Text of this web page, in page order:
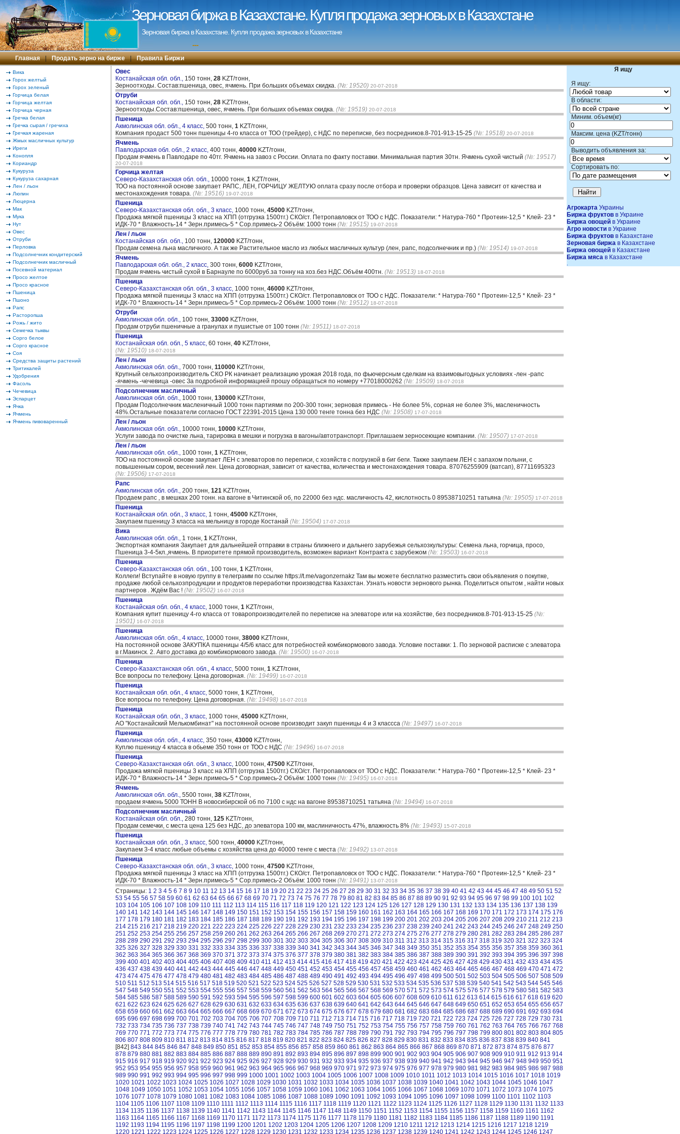
Зерновая биржа в Казахстане. Купля продажа зерновых в Казахстане
Зерновая биржа в Казахстане. Купля продажа зерновых в Казахстане
---
Главная | Продать зерно на бирже | Правила Биржи
Вика
Горох желтый
Горох зеленый
Горчица белая
Горчица желтая
Горчица черная
Гречка белая
Гречка сырая / гречиха
Гречкая жареная
Жмых масличных культур
Иреги
Конопля
Кориандр
Кукуруза
Кукуруза сахарная
Лен / льон
Люпин
Люцерна
Мак
Мука
Нут
Овес
Отруби
Перловка
Подсолнечник кондитерский
Подсолнечник масличный
Посевной материал
Просо желтое
Просо красное
Пшеница
Пшоно
Рапс
Расторопша
Рожь / жито
Семечка тыквы
Сорго белое
Сорго красное
Соя
Средства защиты растений
Тритикалей
Удобрения
Фасоль
Чечевица
Эспарцет
Ячка
Ячмень
Ячмень пивоваренный
Я ищу
Я ищу:
В области:
Миним. объем(кг)
Максим. цена (KZT/тонн)
Выводить объявления за:
Сортировать по:
Агрокарта Украины
Биржа фруктов в Украине
Биржа овощей в Украине
Агро новости в Украине
Биржа фруктов в Казахстане
Зерновая биржа в Казахстане
Биржа овощей в Казахстане
Биржа мяса в Казахстане
Овес
Костанайская обл. обл., 150 тонн, 28 KZT/тонн,
Зерноотходы. Состав:пшеница, овес, ячмень. При больших объемах скидка. (№: 19520) 20-07-2018
Отруби
Костанайская обл. обл., 150 тонн, 28 KZT/тонн,
Зерноотходы.Состав:пшеница, овес, ячмень. При больших объемах скидка. (№: 19519) 20-07-2018
Пшеница
Акмолинская обл. обл., 4 класс, 500 тонн, 1 KZT/тонн,
Компания продаст 500 тонн пшеницы 4-го класса от ТОО (трейдер), с НДС по переписке, без посредников.8-701-913-15-25 (№: 19518) 20-07-2018
Ячмень
Павлодарская обл. обл., 2 класс, 400 тонн, 40000 KZT/тонн,
Продам ячмень в Павлодаре по 40тг. Ячмень на завоз с России. Оплата по факту поставки. Минимальная партия 30тн. Ячмень сухой чистый (№: 19517)
20-07-2018
Горчица желтая
Северо-Казахстанская обл. обл., 10000 тонн, 1 KZT/тонн,
ТОО на постоянной основе закупает РАПС, ЛЕН, ГОРЧИЦУ ЖЕЛТУЮ оплата сразу после отбора и проверки образцов. Цена зависит от качества и
местонахождения товара. (№: 19516) 19-07-2018
Пшеница
Северо-Казахстанская обл. обл., 3 класс, 1000 тонн, 45000 KZT/тонн,
Продажа мягкой пшеницы 3 класс на ХПП (отгрузка 1500тг.) СКО/ст. Петропавловск от ТОО с НДС. Показатели: * Натура-760 * Протеин-12,5 * Клей- 23 *
ИДК-70 * Влажность-14 * Зерн.примесь-5 * Сор.примесь-2 Объём: 1000 тонн (№: 19515) 19-07-2018
Лен / льон
Костанайская обл. обл., 100 тонн, 120000 KZT/тонн,
Продам семена льна масличного. А так же Растительное масло из любых масличных культур (лен, рапс, подсолнечник и пр.) (№: 19514) 19-07-2018
Ячмень
Павлодарская обл. обл., 2 класс, 300 тонн, 6000 KZT/тонн,
Продам ячмень чистый сухой в Барнауле по 6000руб.за тонну на хоз.без НДС.Объём 400тн. (№: 19513) 18-07-2018
Пшеница
Северо-Казахстанская обл. обл., 3 класс, 1000 тонн, 46000 KZT/тонн,
Продажа мягкой пшеницы 3 класс на ХПП (отгрузка 1500тг.) СКО/ст. Петропавловск от ТОО с НДС. Показатели: * Натура-760 * Протеин-12,5 * Клей- 23 *
ИДК-70 * Влажность-14 * Зерн.примесь-5 * Сор.примесь-2 Объём: 1000 тонн (№: 19512) 18-07-2018
Отруби
Акмолинская обл. обл., 100 тонн, 33000 KZT/тонн,
Продам отруби пшеничные а гранулах и пушистые от 100 тонн (№: 19511) 18-07-2018
Пшеница
Костанайская обл. обл., 5 класс, 60 тонн, 40 KZT/тонн,
(№: 19510) 18-07-2018
Лен / льон
Акмолинская обл. обл., 7000 тонн, 110000 KZT/тонн,
Крупный сельхозпроизводитель СКО РК начинает реализацию урожая 2018 года, по фьючерсным сделкам на взаимовыгодных условиях -лен -рапс
-ячмень -чечевица -овес За подробной информацией прошу обращаться по номеру +77018000262 (№: 19509) 18-07-2018
Подсолнечник масличный
Акмолинская обл. обл., 1000 тонн, 130000 KZT/тонн,
Продам Подсолнечник масленичный 1000 тонн партиями по 200-300 тонн; зерновая примесь - Не более 5%, сорная не более 3%, масленичность
48%.Остальные показатели согласно ГОСТ 22391-2015 Цена 130 000 тенге тонна без НДС (№: 19508) 17-07-2018
Лен / льон
Акмолинская обл. обл., 10000 тонн, 10000 KZT/тонн,
Услуги завода по очистке льна, тарировка в мешки и погрузка в вагоны/автотранспорт. Приглашаем зерносеющие компании. (№: 19507) 17-07-2018
Лен / льон
Акмолинская обл. обл., 1000 тонн, 1 KZT/тонн,
ТОО на постоянной основе закупает ЛЕН с элеваторов по переписи, с хозяйств с погрузкой в биг беги. Также закупаем ЛЕН с запахом полыни, с
повышенным сором, весенний лен. Цена договорная, зависит от качества, количества и местонахождения товара. 87076255909 (ватсап), 87711695323
(№: 19506) 17-07-2018
Рапс
Акмолинская обл. обл., 200 тонн, 121 KZT/тонн,
Продаем рапс , в мешках 200 тонн. на вагоне в Читинской об, по 22000 без ндс. масличность 42, кислотность 0 89538710251 татьяна (№: 19505) 17-07-2018
Пшеница
Костанайская обл. обл., 3 класс, 1 тонн, 45000 KZT/тонн,
Закупаем пшеницу 3 класса на мельницу в городе Костанай (№: 19504) 17-07-2018
Вика
Акмолинская обл. обл., 1 тонн, 1 KZT/тонн,
Экспортная компания Закупает для дальнейшей отправки в страны ближнего и дальнего зарубежья сельхозкультуры: Семена льна, горчица, просо,
Пшеница 3-4-5кл.,ячмень. В приоритете прямой производитель, возможен вариант Контракта с зарубежом (№: 19503) 16-07-2018
Пшеница
Северо-Казахстанская обл. обл., 100 тонн, 1 KZT/тонн,
Коллеги! Вступайте в новую группу в телеграмм по ссылке https://t.me/vagonzernakz Там вы можете бесплатно разместить свои объявления о покупке,
продаже любой сельхозпродукции и продуктов переработки производства Казахстан. Узнать новости зернового рынка. Поделиться опытом , найти новых
партнеров . Ждём Вас ! (№: 19502) 16-07-2018
Пшеница
Костанайская обл. обл., 4 класс, 1000 тонн, 1 KZT/тонн,
Компания купит пшеницу 4-го класса от товаропроизводителей по переписке на элеваторе или на хозяйстве, без посредников.8-701-913-15-25 (№:
19501) 16-07-2018
Пшеница
Акмолинская обл. обл., 4 класс, 10000 тонн, 38000 KZT/тонн,
На постоянной основе ЗАКУПКА пшеницы 4/5/6 класс для потребностей комбикормового завода. Условие поставки: 1. По зерновой расписке с элеватора
в г.Макинск. 2. Авто доставка до комбикормового завода. (№: 19500) 16-07-2018
Пшеница
Северо-Казахстанская обл. обл., 4 класс, 5000 тонн, 1 KZT/тонн,
Все вопросы по телефону. Цена договорная. (№: 19499) 16-07-2018
Пшеница
Костанайская обл. обл., 4 класс, 5000 тонн, 1 KZT/тонн,
Все вопросы по телефону. Цена договорная. (№: 19498) 16-07-2018
Пшеница
Костанайская обл. обл., 3 класс, 1000 тонн, 45000 KZT/тонн,
АО "Костанайский Мелькомбинат" на постоянной основе производит закуп пшеницы 4 и 3 классса (№: 19497) 16-07-2018
Пшеница
Акмолинская обл. обл., 4 класс, 350 тонн, 43000 KZT/тонн,
Куплю пшеницу 4 класса в обьеме 350 тонн от ТОО с НДС (№: 19496) 16-07-2018
Пшеница
Северо-Казахстанская обл. обл., 3 класс, 1000 тонн, 47500 KZT/тонн,
Продажа мягкой пшеницы 3 класс на ХПП (отгрузка 1500тг.) СКО/ст. Петропавловск от ТОО с НДС. Показатели: * Натура-760 * Протеин-12,5 * Клей- 23 *
ИДК-70 * Влажность-14 * Зерн.примесь-5 * Сор.примесь-2 Объём: 1000 тонн (№: 19495) 16-07-2018
Ячмень
Акмолинская обл. обл., 5500 тонн, 38 KZT/тонн,
продаем ячмень 5000 ТОНН В новосибирской об по 7100 с ндс на вагоне 89538710251 татьяна (№: 19494) 16-07-2018
Подсолнечник масличный
Костанайская обл. обл., 280 тонн, 125 KZT/тонн,
Продам семечки, с места цена 125 без НДС, до элеватора 100 км, маслиничность 47%, влажность 8% (№: 19493) 15-07-2018
Пшеница
Костанайская обл. обл., 3 класс, 500 тонн, 40000 KZT/тонн,
Закупаем 3-4 класс любые объемы с хозяйства цена до 40000 тенге с места (№: 19492) 13-07-2018
Пшеница
Северо-Казахстанская обл. обл., 3 класс, 1000 тонн, 47500 KZT/тонн,
Продажа мягкой пшеницы 3 класс на ХПП (отгрузка 1500тг.) СКО/ст. Петропавловск от ТОО с НДС. Показатели: * Натура-760 * Протеин-12,5 * Клей- 23 *
ИДК-70 * Влажность-14 * Зерн.примесь-5 * Сор.примесь-2 Объём: 1000 тонн (№: 19491) 13-07-2018
Страницы: 1 2 3 4 5 6 7 8 9 10 11 12 13 14 15 16 17 18 19 20 21 22 23 24 25 26 27 28 29 30 31 32 33 34 35 36 37 38 39 40 41 42 43 44 45 46 47 48 49 50 51 52
53 54 55 56 57 58 59 60 61 62 63 64 65 66 67 68 69 70 71 72 73 74 75 76 77 78 79 80 81 82 83 84 85 86 87 88 89 90 91 92 93 94 95 96 97 98 99 100 101 102
103 104 105 106 107 108 109 110 111 112 113 114 115 116 117 118 119 120 121 122 123 124 125 126 127 128 129 130 131 132 133 134 135 136 137 138 139
140 141 142 143 144 145 146 147 148 149 150 151 152 153 154 155 156 157 158 159 160 161 162 163 164 165 166 167 168 169 170 171 172 173 174 175 176
177 178 179 180 181 182 183 184 185 186 187 188 189 190 191 192 193 194 195 196 197 198 199 200 201 202 203 204 205 206 207 208 209 210 211 212 213
214 215 216 217 218 219 220 221 222 223 224 225 226 227 228 229 230 231 232 233 234 235 236 237 238 239 240 241 242 243 244 245 246 247 248 249 250
251 252 253 254 255 256 257 258 259 260 261 262 263 264 265 266 267 268 269 270 271 272 273 274 275 276 277 278 279 280 281 282 283 284 285 286 287
288 289 290 291 292 293 294 295 296 297 298 299 300 301 302 303 304 305 306 307 308 309 310 311 312 313 314 315 316 317 318 319 320 321 322 323 324
325 326 327 328 329 330 331 332 333 334 335 336 337 338 339 340 341 342 343 344 345 346 347 348 349 350 351 352 353 354 355 356 357 358 359 360 361
362 363 364 365 366 367 368 369 370 371 372 373 374 375 376 377 378 379 380 381 382 383 384 385 386 387 388 389 390 391 392 393 394 395 396 397 398
399 400 401 402 403 404 405 406 407 408 409 410 411 412 413 414 415 416 417 418 419 420 421 422 423 424 425 426 427 428 429 430 431 432 433 434 435
436 437 438 439 440 441 442 443 444 445 446 447 448 449 450 451 452 453 454 455 456 457 458 459 460 461 462 463 464 465 466 467 468 469 470 471 472
473 474 475 476 477 478 479 480 481 482 483 484 485 486 487 488 489 490 491 492 493 494 495 496 497 498 499 500 501 502 503 504 505 506 507 508 509
510 511 512 513 514 515 516 517 518 519 520 521 522 523 524 525 526 527 528 529 530 531 532 533 534 535 536 537 538 539 540 541 542 543 544 545 546
547 548 549 550 551 552 553 554 555 556 557 558 559 560 561 562 563 564 565 566 567 568 569 570 571 572 573 574 575 576 577 578 579 580 581 582 583
584 585 586 587 588 589 590 591 592 593 594 595 596 597 598 599 600 601 602 603 604 605 606 607 608 609 610 611 612 613 614 615 616 617 618 619 620
621 622 623 624 625 626 627 628 629 630 631 632 633 634 635 636 637 638 639 640 641 642 643 644 645 646 647 648 649 650 651 652 653 654 655 656 657
658 659 660 661 662 663 664 665 666 667 668 669 670 671 672 673 674 675 676 677 678 679 680 681 682 683 684 685 686 687 688 689 690 691 692 693 694
695 696 697 698 699 700 701 702 703 704 705 706 707 708 709 710 711 712 713 714 715 716 717 718 719 720 721 722 723 724 725 726 727 728 729 730 731
732 733 734 735 736 737 738 739 740 741 742 743 744 745 746 747 748 749 750 751 752 753 754 755 756 757 758 759 760 761 762 763 764 765 766 767 768
769 770 771 772 773 774 775 776 777 778 779 780 781 782 783 784 785 786 787 788 789 790 791 792 793 794 795 796 797 798 799 800 801 802 803 804 805
806 807 808 809 810 811 812 813 814 815 816 817 818 819 820 821 822 823 824 825 826 827 828 829 830 831 832 833 834 835 836 837 838 839 840 841
[842] 843 844 845 846 847 848 849 850 851 852 853 854 855 856 857 858 859 860 861 862 863 864 865 866 867 868 869 870 871 872 873 874 875 876 877
878 879 880 881 882 883 884 885 886 887 888 889 890 891 892 893 894 895 896 897 898 899 900 901 902 903 904 905 906 907 908 909 910 911 912 913 914
915 916 917 918 919 920 921 922 923 924 925 926 927 928 929 930 931 932 933 934 935 936 937 938 939 940 941 942 943 944 945 946 947 948 949 950 951
952 953 954 955 956 957 958 959 960 961 962 963 964 965 966 967 968 969 970 971 972 973 974 975 976 977 978 979 980 981 982 983 984 985 986 987 988
989 990 991 992 993 994 995 996 997 998 999 1000 1001 1002 1003 1004 1005 1006 1007 1008 1009 1010 1011 1012 1013 1014 1015 1016 1017 1018 1019
1020 1021 1022 1023 1024 1025 1026 1027 1028 1029 1030 1031 1032 1033 1034 1035 1036 1037 1038 1039 1040 1041 1042 1043 1044 1045 1046 1047
1048 1049 1050 1051 1052 1053 1054 1055 1056 1057 1058 1059 1060 1061 1062 1063 1064 1065 1066 1067 1068 1069 1070 1071 1072 1073 1074 1075
1076 1077 1078 1079 1080 1081 1082 1083 1084 1085 1086 1087 1088 1089 1090 1091 1092 1093 1094 1095 1096 1097 1098 1099 1100 1101 1102 1103
1104 1105 1106 1107 1108 1109 1110 1111 1112 1113 1114 1115 1116 1117 1118 1119 1120 1121 1122 1123 1124 1125 1126 1127 1128 1129 1130 1131 1132 1133
1134 1135 1136 1137 1138 1139 1140 1141 1142 1143 1144 1145 1146 1147 1148 1149 1150 1151 1152 1153 1154 1155 1156 1157 1158 1159 1160 1161 1162
1163 1164 1165 1166 1167 1168 1169 1170 1171 1172 1173 1174 1175 1176 1177 1178 1179 1180 1181 1182 1183 1184 1185 1186 1187 1188 1189 1190 1191
1192 1193 1194 1195 1196 1197 1198 1199 1200 1201 1202 1203 1204 1205 1206 1207 1208 1209 1210 1211 1212 1213 1214 1215 1216 1217 1218 1219
1220 1221 1222 1223 1224 1225 1226 1227 1228 1229 1230 1231 1232 1233 1234 1235 1236 1237 1238 1239 1240 1241 1242 1243 1244 1245 1246 1247